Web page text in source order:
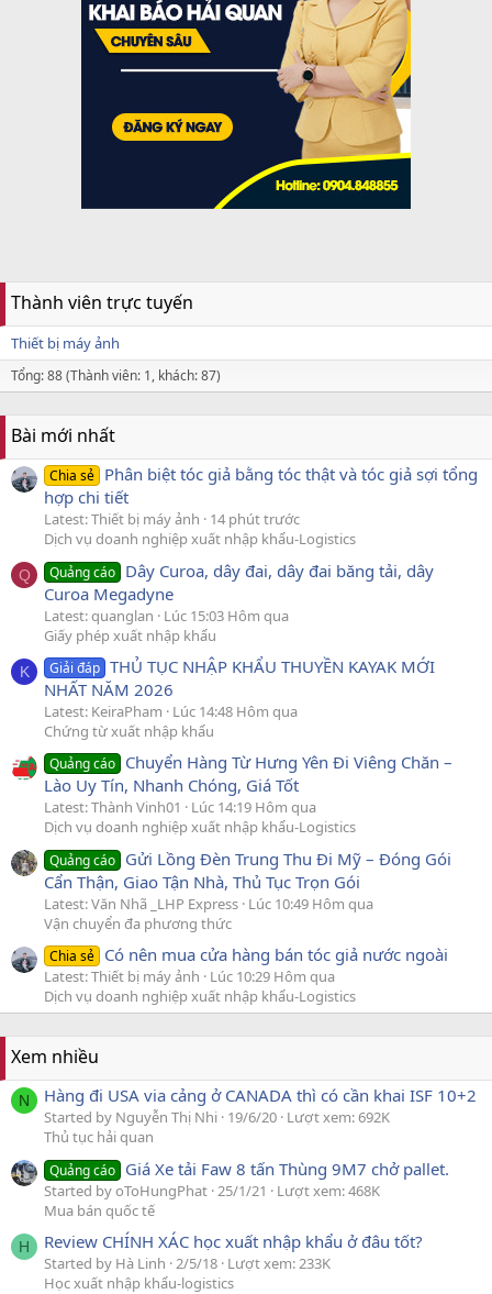
Thành viên trực tuyến
Thiết bị máy ảnh
Tổng: 88 (Thành viên: 1, khách: 87)
Bài mới nhất
Chia sẻ Phân biệt tóc giả bằng tóc thật và tóc giả sợi tổng
hợp chi tiết
Latest: Thiết bị máy ảnh
14 phút trước
Dịch vụ doanh nghiệp xuất nhập khẩu-Logistics
Q Quảng cáo Dây Curoa, dây đai, dây đai băng tải, dây
Curoa Megadyne
Latest: quanglan
Lúc 15:03 Hôm qua
Giấy phép xuất nhập khẩu
K Giải đáp THỦ TỤC NHẬP KHẨU THUYỀN KAYAK MỚI
NHẤT NĂM 2026
Latest: KeiraPham
Lúc 14:48 Hôm qua
Chứng từ xuất nhập khẩu
Quảng cáo Chuyển Hàng Từ Hưng Yên Đi Viêng Chăn –
Lào Uy Tín, Nhanh Chóng, Giá Tốt
Latest: Thành Vinh01
Lúc 14:19 Hôm qua
Dịch vụ doanh nghiệp xuất nhập khẩu-Logistics
Quảng cáo Gửi Lồng Đèn Trung Thu Đi Mỹ – Đóng Gói
Cẩn Thận, Giao Tận Nhà, Thủ Tục Trọn Gói
Latest: Văn Nhã _LHP Express Lúc 10:49 Hôm qua
Vận chuyển đa phương thức
Chia sẻ Có nên mua cửa hàng bán tóc giả nước ngoài
Latest: Thiết bị máy ảnh
Lúc 10:29 Hôm qua
Dịch vụ doanh nghiệp xuất nhập khẩu-Logistics
Xem nhiều
N Hàng đi USA via cảng ở CANADA thì có cần khai ISF 10+2
Started by Nguyễn Thị Nhi 19/6/20 Lượt xem: 692K
Thủ tục hải quan
Quảng cáo Giá Xe tải Faw 8 tấn Thùng 9M7 chở pallet.
Started by oToHungPhat 25/1/21
Lượt xem: 468K
Mua bán quốc tế
H Review CHÍNH XÁC học xuất nhập khẩu ở đâu tốt?
Started by Hà Linh 2/5/18 Lượt xem: 233K
Học xuất nhập khẩu-logistics